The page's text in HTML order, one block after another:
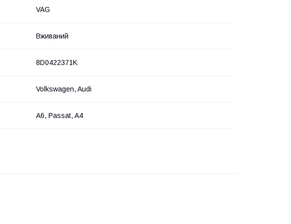
VAG
Вживаний
8D0422371K
Volkswagen, Audi
A6, Passat, A4